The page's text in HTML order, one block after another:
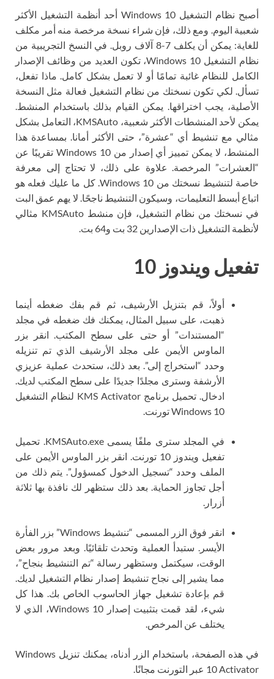
أصبح نظام التشغيل Windows 10 أحد أنظمة التشغيل الأكثر
شعبية اليوم. ومع ذلك، فإن شراء نسخة مرخصة منه أمر مكلف
للغاية: يمكن أن يكلف 7-8 آلاف روبل. في النسخ التجريبية من
نظام التشغيل Windows 10، تكون العديد من وظائف الإصدار
الكامل للنظام غائبة تمامًا أو لا تعمل بشكل كامل. ماذا تفعل،
تسأل. لكي تكون نسختك من نظام التشغيل فعالة مثل النسخة
الأصلية، يجب اختراقها. يمكن القيام بذلك باستخدام المنشط.
يمكن لأحد المنشطات الأكثر شعبية، KMSAuto، التعامل بشكل
مثالي مع تنشيط أي “عشرة”، حتى الأكثر أمانا. بمساعدة هذا
المنشط، لا يمكن تمييز أي إصدار من Windows 10 تقريبًا عن
“العشرات” المرخصة. علاوة على ذلك، لا تحتاج إلى معرفة
خاصة لتنشيط نسختك من Windows 10. كل ما عليك فعله هو
اتباع أبسط التعليمات، وسيكون التنشيط ناجحًا. لا يهم عمق البت
في نسختك من نظام التشغيل، فإن منشط KMSAuto مثالي
لأنظمة التشغيل ذات الإصدارين 32 بت و64 بت.
تفعيل ويندوز 10
أولاً، قم بتنزيل الأرشيف، ثم قم بفك ضغطه أينما
ذهبت، على سبيل المثال، يمكنك فك ضغطه في مجلد
“المستندات” أو حتى على سطح المكتب. انقر بزر
الماوس الأيمن على مجلد الأرشيف الذي تم تنزيله
وحدد “استخراج إلى”. بعد ذلك، ستحدث عملية عزيزي
الأرشفة وسترى مجلدًا جديدًا على سطح المكتب لديك.
ادخال. تحميل برنامج KMS Activator لنظام التشغيل
Windows 10 تورنت.
في المجلد سترى ملفًا يسمى KMSAuto.exe. تحميل
تفعيل ويندوز 10 تورنت. انقر بزر الماوس الأيمن على
الملف وحدد “تسجيل الدخول كمسؤول”. يتم ذلك من
أجل تجاوز الحماية. بعد ذلك ستظهر لك نافذة بها ثلاثة
أزرار.
انقر فوق الزر المسمى “تنشيط Windows” بزر الفأرة
الأيسر. ستبدأ العملية وتحدث تلقائيًا. وبعد مرور بعض
الوقت، سيكتمل وستظهر رسالة “تم التنشيط بنجاح”،
مما يشير إلى نجاح تنشيط إصدار نظام التشغيل لديك.
قم بإعادة تشغيل جهاز الحاسوب الخاص بك. هذا كل
شيء، لقد قمت بتثبيت إصدار Windows 10، الذي لا
يختلف عن المرخص.
في هذه الصفحة، باستخدام الزر أدناه، يمكنك تنزيل Windows
10 Activator عبر التورنت مجانًا.